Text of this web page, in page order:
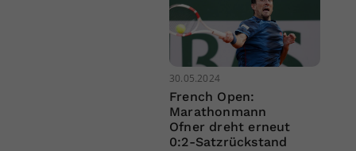
30.05.2024
French Open:
Marathonmann
Ofner dreht erneut
0:2-Satzrückstand